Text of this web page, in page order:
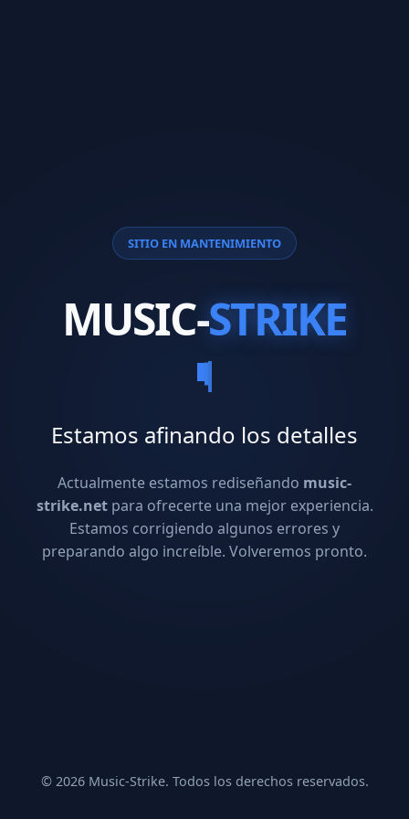
SITIO EN MANTENIMIENTO
MUSIC-STRIKE
Estamos afinando los detalles
Actualmente estamos rediseñando music-
strike.netpara ofrecerte una mejor experiencia.
Estamos corrigiendo algunos errores y
preparando algo increíble. Volveremos pronto.
© 2026 Music-Strike. Todos los derechos reservados.